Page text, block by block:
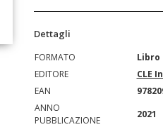
Dettagli
FORMATO
Libro
EDITORE
CLE
EAN
ANNO
PUBBLICAZIONE
2021